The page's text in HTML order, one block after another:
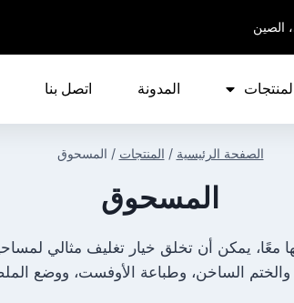
الصين
المدونة اتصل بنا
الصفحة الرئيسية / المنتجات / المسحوق
المسحوق
معًا، يمكن أن تخلق خيار تغليف مثالي
والختم الساخن، وطباعة الأوفست، ووضع